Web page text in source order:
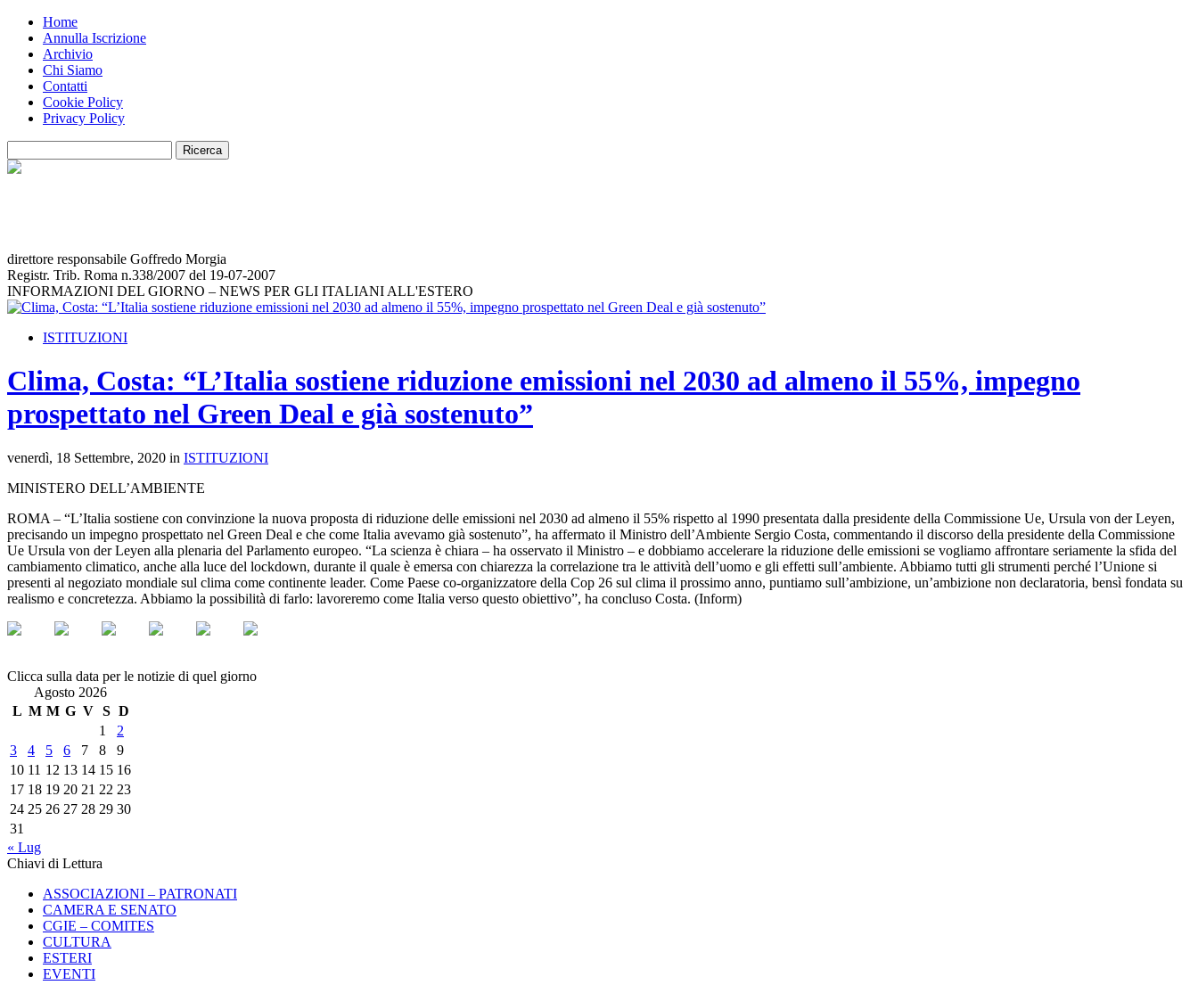
Home
Annulla Iscrizione
Archivio
Chi Siamo
Contatti
Cookie Policy
Privacy Policy
direttore responsabile Goffredo Morgia
Registr. Trib. Roma n.338/2007 del 19-07-2007
INFORMAZIONI DEL GIORNO – NEWS PER GLI ITALIANI ALL'ESTERO
ISTITUZIONI
Clima, Costa: “L’Italia sostiene riduzione emissioni nel 2030 ad almeno il 55%, impegno
prospettato nel Green Deal e già sostenuto”
venerdì, 18 Settembre, 2020 in ISTITUZIONI
MINISTERO DELL’AMBIENTE
ROMA – “L’Italia sostiene con convinzione la nuova proposta di riduzione delle emissioni nel 2030 ad almeno il 55% rispetto al 1990 presentata dalla presidente della Commissione Ue, Ursula von der Leyen,
precisando un impegno prospettato nel Green Deal e che come Italia avevamo già sostenuto”, ha affermato il Ministro dell’Ambiente Sergio Costa, commentando il discorso della presidente della Commissione
Ue Ursula von der Leyen alla plenaria del Parlamento europeo. “La scienza è chiara – ha osservato il Ministro – e dobbiamo accelerare la riduzione delle emissioni se vogliamo affrontare seriamente la sfida del
cambiamento climatico, anche alla luce del lockdown, durante il quale è emersa con chiarezza la correlazione tra le attività dell’uomo e gli effetti sull’ambiente. Abbiamo tutti gli strumenti perché l’Unione si
presenti al negoziato mondiale sul clima come continente leader. Come Paese co-organizzatore della Cop 26 sul clima il prossimo anno, puntiamo sull’ambizione, un’ambizione non declaratoria, bensì fondata su
realismo e concretezza. Abbiamo la possibilità di farlo: lavoreremo come Italia verso questo obiettivo”, ha concluso Costa. (Inform)
Clicca sulla data per le notizie di quel giorno
Agosto 2026
L M M G V S D
1
2
3
4 5 6 7 8
9
10 11 12 13 14 15 16
17 18 19 20 21 22 23
24 25 26 27 28 29 30
31
« Lug
Chiavi di Lettura
ASSOCIAZIONI – PATRONATI
CAMERA E SENATO
CGIE – COMITES
CULTURA
ESTERI
EVENTI